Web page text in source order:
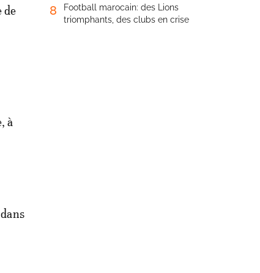
de
à
8
Football marocain: des Lions
triomphants, des clubs en crise